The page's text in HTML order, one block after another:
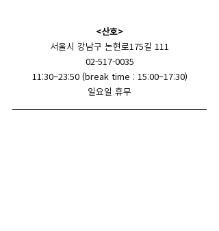
<산호>
서울시 강남구 논현로175길 111
02-517-0035
11:30~23:50 (break time : 15:00~17:30)
일요일 휴무